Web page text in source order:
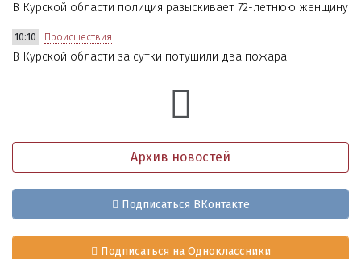
В Курской области полиция разыскивает 72-летнюю женщину
10:10 Происшествия
В Курской области за сутки потушили два пожара
Архив новостей
Подписаться ВКонтакте
Подписаться на Одноклассники